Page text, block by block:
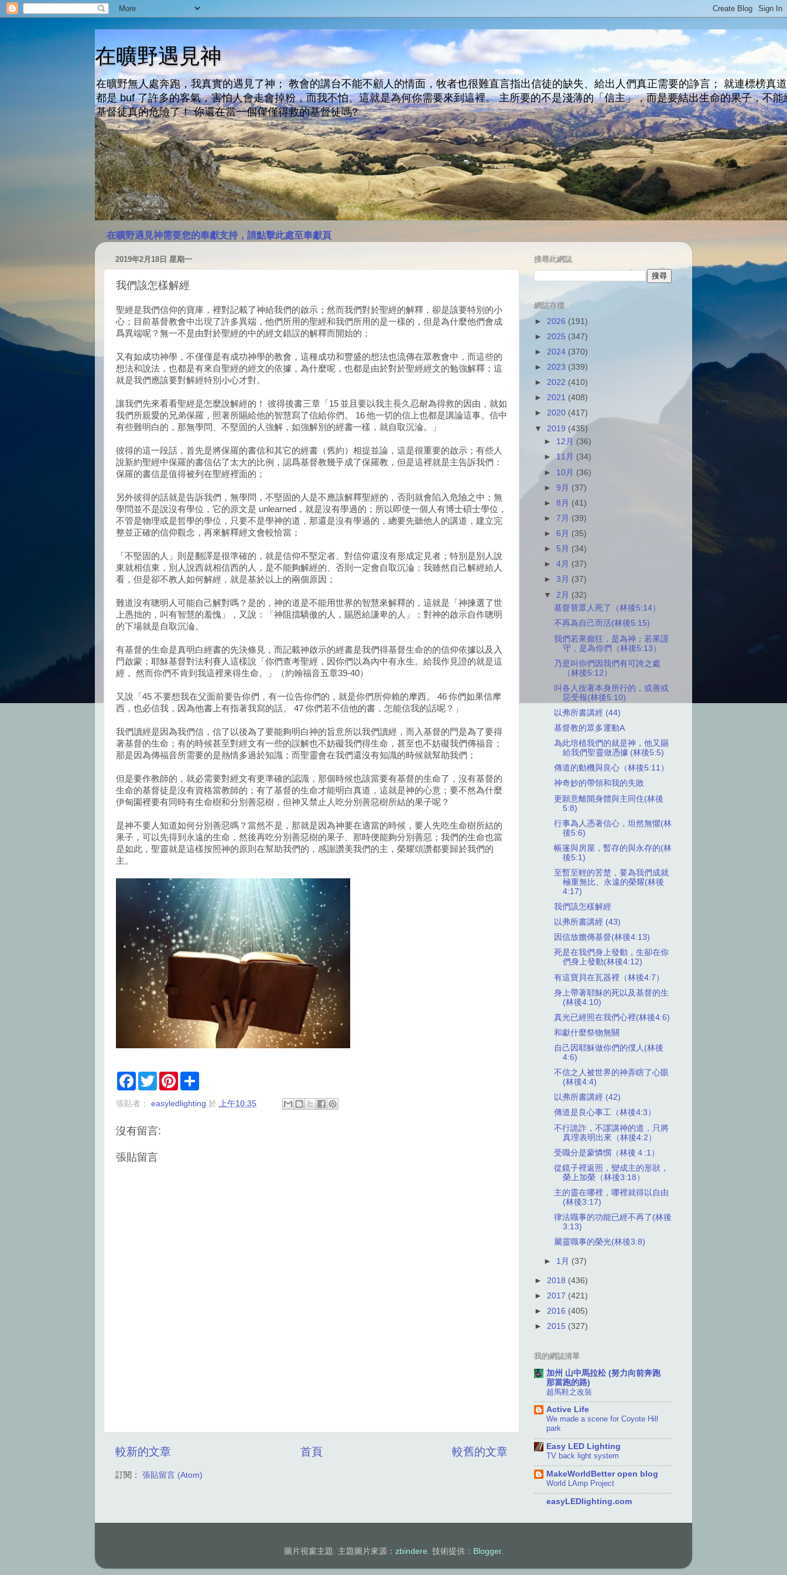
在曠野遇見神
在曠野無人處奔跑，我真實的遇見了神； 教會的講台不能不顧人的情面，牧者也很難直言指出信徒的缺失、給出人們真正需要的諍言； 就連標榜真
都是 buf 了許多的客氣，害怕人會走會掉粉，而我不怕、這就是為何你需要來到這裡。 主所要的不是淺薄的「信主」，而是要結出生命的果子，不能
基督徒真的危險了！ 你還在當一個僅僅得救的基督徒嗎?
在曠野遇見神需要您的奉獻支持，請點擊此處至奉獻頁
2019年2月18日 星期一
我們該怎樣解經
聖經是我們信仰的寶庫，裡對記載了神給我們的啟示；然而我們對於聖經的解釋，卻是該要特別的小
心；目前基督教會中出現了許多異端，他們所用的聖經和我們所用的是一樣的，但是為什麼他們會成
爲異端呢？無一不是由對於聖經的中的經文錯誤的解釋而開始的；
又有如成功神學，不僅僅是有成功神學的教會，這種成功和豐盛的想法也流傳在眾教會中，而這些的
想法和說法，也都是有來自聖經的經文的依據，為什麼呢，也都是由於對於聖經經文的勉強解釋；這
就是我們應該要對解經特別小心才對。
讓我們先來看看聖經是怎麼說解經的！ 彼得後書三章「15 並且要以我主長久忍耐為得救的因由，就如
我們所親愛的兄弟保羅，照著所賜給他的智慧寫了信給你們。 16 他一切的信上也都是講論這事。信中
有些難明白的，那無學問、不堅固的人強解，如強解別的經書一樣，就自取沉淪。」
彼得的這一段話，首先是將保羅的書信和其它的經書（舊約）相提並論，這是很重要的啟示；有些人
說新約聖經中保羅的書信佔了太大的比例，認爲基督教幾乎成了保羅教，但是這裡就是主告訴我們：
保羅的書信是值得被列在聖經裡面的；
另外彼得的話就是告訴我們，無學問，不堅固的人是不應該解釋聖經的，否則就會陷入危險之中；無
學問並不是說沒有學位，它的原文是 unlearned，就是沒有學過的；所以即使一個人有博士碩士學位，
不管是物理或是哲學的學位，只要不是學神的道，那還是沒有學過的，總要先聽他人的講道，建立完
整並正確的信仰觀念，再來解釋經文會較恰當；
「不堅固的人」則是翻譯是很準確的，就是信仰不堅定者、對信仰還沒有形成定見者；特別是別人說
東就相信東，別人說西就相信西的人，是不能夠解經的、否則一定會自取沉淪；我雖然自己解經給人
看，但是卻不教人如何解經，就是基於以上的兩個原因；
難道沒有聰明人可能自己解對嗎？是的，神的道是不能用世界的智慧來解釋的，這就是「神揀選了世
上愚拙的，叫有智慧的羞愧」，又說：「神阻擋驕傲的人，賜恩給謙卑的人」；對神的啟示自作聰明
的下場就是自取沉淪。
有基督的生命是真明白經書的先決條見，而記載神啟示的經書是我們得基督生命的的信仰依據以及入
門啟蒙；耶穌基督對法利賽人這樣說「你們查考聖經，因你們以為內中有永生。給我作見證的就是這
經， 然而你們不肯到我這裡來得生命。」（約翰福音五章39-40）
又說「45 不要想我在父面前要告你們，有一位告你們的，就是你們所仰賴的摩西。 46 你們如果信摩
西，也必信我，因為他書上有指著我寫的話。 47 你們若不信他的書，怎能信我的話呢？」
我們讀經是因為我們信，信了以後為了要能夠明白神的旨意所以我們讀經，而入基督的門是為了要得
著基督的生命；有的時候甚至對經文有一些的誤解也不妨礙我們得生命，甚至也不妨礙我們傳福音；
那是因為傳福音所需要的是熱情多過於知識；而聖靈會在我們還沒有知識的時候就幫助我們；
但是要作教師的，就必需要對經文有更準確的認識，那個時候也該當要有基督的生命了，沒有基督的
生命的基督徒是沒有資格當教師的；有了基督的生命才能明白真道，這就是神的心意；要不然為什麼
伊甸園裡要有同時有生命樹和分別善惡樹，但神又禁止人吃分別善惡樹所結的果子呢？
是神不要人知道如何分別善惡嗎？當然不是，那就是因為神要在適當的時候，要人先吃生命樹所結的
果子，可以先得到永遠的生命，然後再吃分別善惡樹的果子、那時便能夠分別善惡；我們的生命也當
是如此，聖靈就是這樣按照神的原則在幫助我們的，感謝讚美我們的主，榮耀頌讚都要歸於我們的
主。
F
e
o
T
w
t
r
P
t
r
張貼者： easyledlighting 於 上午10:35
沒有留言:
張貼留言
較新的文章 較舊的文章
首頁
訂閱： 張貼留言 (Atom)
搜尋此網誌
網誌存檔
► 2026 (191)
► 2025 (347)
► 2024 (370)
► 2023 (339)
► 2022 (410)
► 2021 (408)
► 2020 (417)
▼ 2019 (435)
► 12月 (36)
►11月 (34)
► 10月 (36)
►9月 (37)
►8月 (41)
►7月 (39)
►6月 (35)
► 5月 (34)
►4月 (37)
►3月 (37)
▼ 2月 (32)
基督替眾人死了（林後5:14）
不再為自己而活(林後5:15)
我們若果癲狂，是為神；若果謹
守，是為你們（林後5:13）
乃是叫你們因我們有可誇之處
（林後5:12）
叫各人按著本身所行的，或善或
惡受報(林後5:10)
以弗所書講經 (44)
基督教的眾多運動A
為此培植我們的就是神，他又賜
給我們聖靈做憑據 (林後5:5)
傳道的動機與良心（林後5:11）
神奇妙的帶領和我的失敗
更願意離開身體與主同住(林後
5:8)
行事為人憑著信心，坦然無懼(林
後5:6)
帳篷與房屋，暫存的與永存的(林
後5:1)
至暫至輕的苦楚，要為我們成就
極重無比、永遠的榮耀(林後
4:17)
我們該怎樣解經
以弗所書講經 (43)
因信放膽傳基督(林後4:13)
死是在我們身上發動，生卻在你
們身上發動(林後4:12)
有這寶貝在瓦器裡（林後4:7）
身上帶著耶穌的死以及基督的生
(林後4:10)
真光已經照在我們心裡(林後4:6)
和獻什麼祭物無關
自己因耶穌做你們的僕人(林後
4:6)
不信之人被世界的神弄瞎了心眼
(林後4:4)
以弗所書講經 (42)
傳道是良心事工（林後4:3）
不行詭詐，不謬講神的道，只將
真理表明出來（林後4:2）
受職分是蒙憐憫（林後４:1）
從鏡子裡返照，變成主的形狀，
榮上加榮（林後3:18）
主的靈在哪裡，哪裡就得以自由
(林後3:17)
律法職事的功能已經不再了(林後
3:13)
屬靈職事的榮光(林後3:8)
► 1月 (37)
► 2018 (436)
► 2017 (421)
► 2016 (405)
► 2015 (327)
我的網誌清單
加州 山中馬拉松 (努力向前奔跑
那當跑的路)
超馬鞋之改裝
Active Life
We made a scene for Coyote Hill
park
Easy LED Lighting
TV back light system
MakeWorldBetter open blog
World LAmp Project
easyLEDlighting.com
圖片視窗主題. 主題圖片來源： zbindere . 技術提供： Blogger.